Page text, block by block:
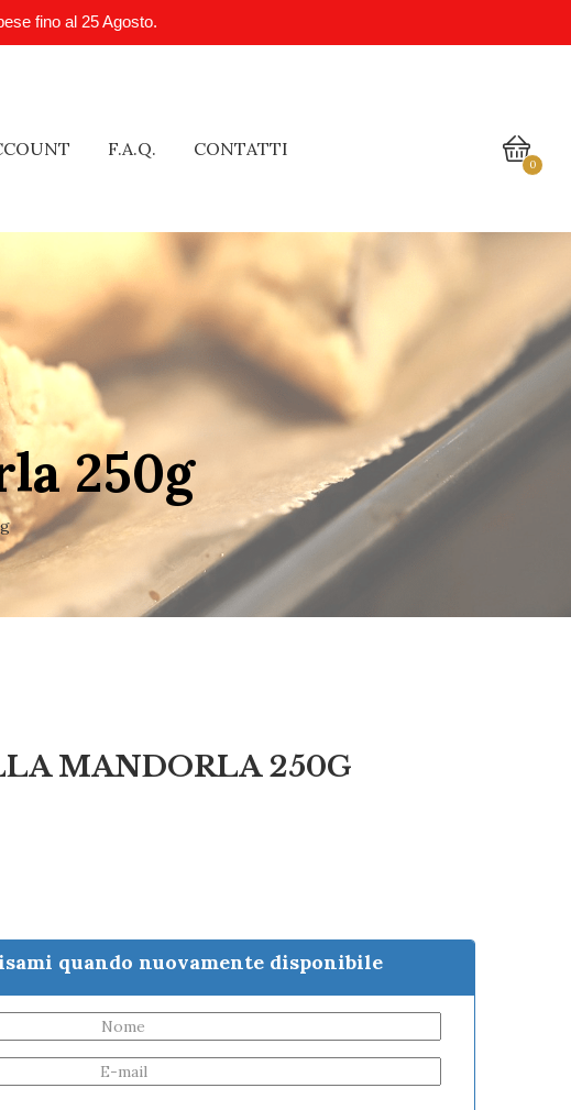
fino al 25 Agosto.
F.A.Q. CONTATTI
0
250g
MANDORLA 250G
quando nuovamente disponibile